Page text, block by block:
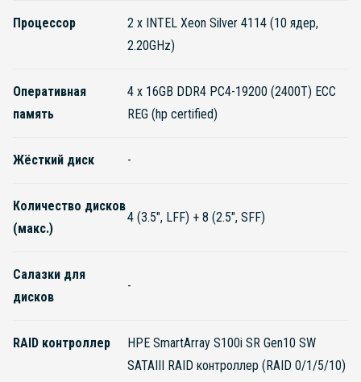
Процессор
2 x INTEL Xeon Silver 4114 (10 ядер,
2.20GHz)
Оперативная
память
4 x 16GB DDR4 PC4-19200 (2400T) ECC
REG (hp certified)
Жёсткий диск -
Количество дисков
(макс.)
4 (3.5", LFF) + 8 (2.5", SFF)
Салазки для
дисков
-
RAID контроллер
HPE SmartArray S100i SR Gen10 SW
SATAIII RAID контроллер (RAID 0/1/5/10)